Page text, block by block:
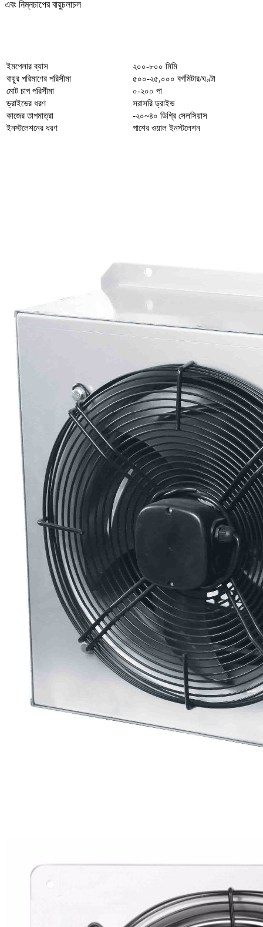
এবং নিম্নচাপের বায়ুচলাচল
ইমপেলার ব্যাস
২০০-৮০০ মিমি
বায়ুর পরিমাণের পরিসীমা
৫০০-২৫,০০০ বর্গমিটার/ঘণ্টা
মোট চাপ পরিসীমা
০-২০০ পা
ড্রাইভের ধরণ
সরাসরি ড্রাইভ
কাজের তাপমাত্রা
-২০~৪০ ডিগ্রি সেলসিয়াস
ইনস্টলেশনের ধরণ
পাশের ওয়াল ইনস্টলেশন